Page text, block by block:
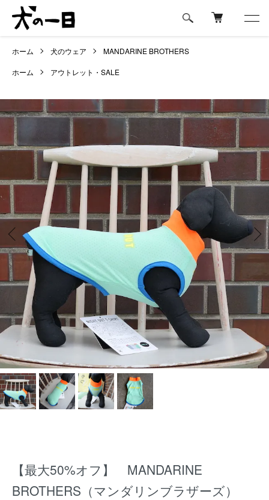
ホーム 犬のウェア MANDARINE BROTHERS
ホーム アウトレット・SALE
【最大50%オフ】 MANDARINE
BROTHERS（マンダリンブラザーズ）